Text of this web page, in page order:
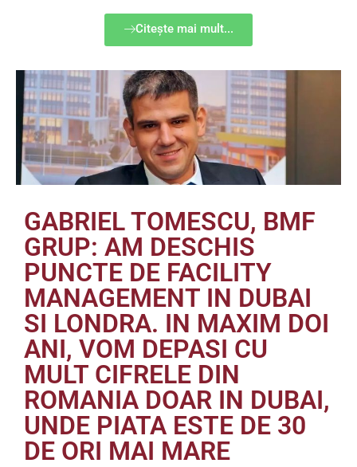
Citește mai mult...
GABRIEL TOMESCU, BMF
GRUP: AM DESCHIS
PUNCTE DE FACILITY
MANAGEMENT IN DUBAI
SI LONDRA. IN MAXIM DOI
ANI, VOM DEPASI CU
MULT CIFRELE DIN
ROMANIA DOAR IN DUBAI,
UNDE PIATA ESTE DE 30
DE ORI MAI MARE